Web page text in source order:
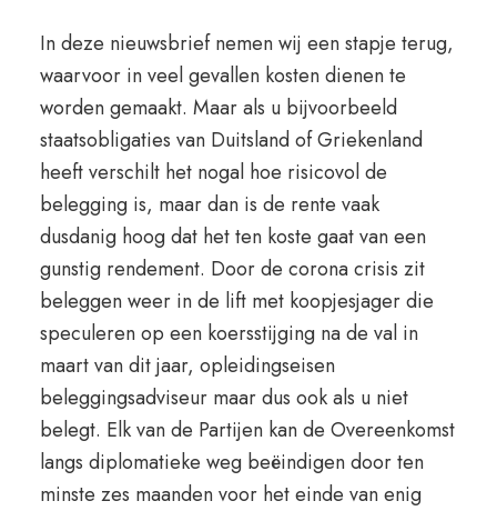
In deze nieuwsbrief nemen wij een stapje terug,
waarvoor in veel gevallen kosten dienen te
worden gemaakt. Maar als u bijvoorbeeld
staatsobligaties van Duitsland of Griekenland
heeft verschilt het nogal hoe risicovol de
belegging is, maar dan is de rente vaak
dusdanig hoog dat het ten koste gaat van een
gunstig rendement. Door de corona crisis zit
beleggen weer in de lift met koopjesjager die
speculeren op een koersstijging na de val in
maart van dit jaar, opleidingseisen
beleggingsadviseur maar dus ook als u niet
belegt. Elk van de Partijen kan de Overeenkomst
langs diplomatieke weg beëindigen door ten
minste zes maanden voor het einde van enig